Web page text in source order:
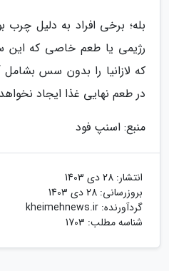
بله؛ برخی افراد به دلیل
رژیمی یا طعم خاصی که
که لازانیا را بدون سس بشامل
در طعم نهایی غذا ایجاد
منبع: اسنپ فود
انتشار: 28 دی 1403
بروزرسانی: 28 دی 1403
گردآورنده: kheimehnews.ir
شناسه مطلب: 1703